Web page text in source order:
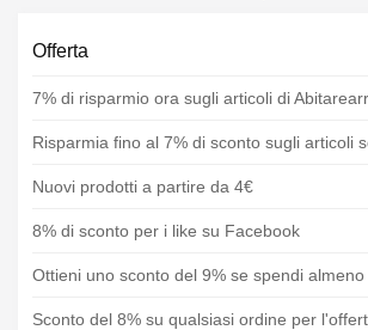
Offerta
7% di risparmio ora sugli articoli di
Risparmia fino al 7% di sconto sugli articoli
Nuovi prodotti a partire da 4€
8% di sconto per i like su Facebook
Ottieni uno sconto del 9% se spendi
Sconto del 8% su qualsiasi ordine per